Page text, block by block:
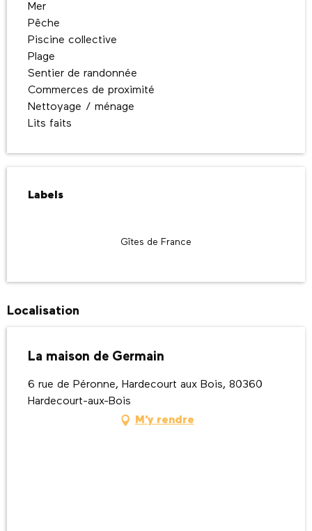
Mer
Pêche
Piscine collective
Plage
Sentier de randonnée
Commerces de proximité
Nettoyage / ménage
Lits faits
Labels
Labels
Gîtes de France
Localisation
La maison de Germain
6 rue de Péronne, Hardecourt aux Bois, 80360
Hardecourt-aux-Bois
M'y rendre